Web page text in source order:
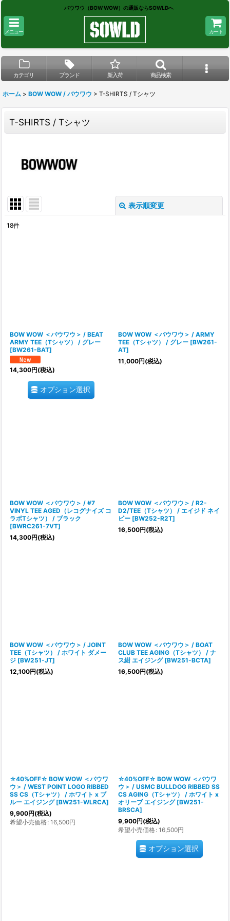
バウワウ（BOW WOW）の通販ならSOWLDへ
メニュー カート
カテゴリ ブランド 新入荷 商品検索
ホーム > BOW WOW / バウワウ > T-SHIRTS / Tシャツ
T-SHIRTS / Tシャツ
表示順変更
18件
BOW WOW ＜バウワウ＞ / BEAT
ARMY TEE（Tシャツ） / グレー
[BW261-BAT]
14,300円(税込)
オプション選択
BOW WOW ＜バウワウ＞ / ARMY
TEE（Tシャツ） / グレー [BW261-
AT]
11,000円(税込)
BOW WOW ＜バウワウ＞ / #7
VINYL TEE AGED（レコグナイズ コ
ラボTシャツ） / ブラック
[BWRC261-7VT]
14,300円(税込)
BOW WOW ＜バウワウ＞ / R2-
D2/TEE（Tシャツ） / エイジド ネイ
ビー [BW252-R2T]
16,500円(税込)
BOW WOW ＜バウワウ＞ / JOINT
TEE（Tシャツ） / ホワイト ダメー
ジ [BW251-JT]
12,100円(税込)
BOW WOW ＜バウワウ＞ / BOAT
CLUB TEE AGING（Tシャツ） / ナ
ス紺 エイジング [BW251-BCTA]
16,500円(税込)
☆40%OFF☆ BOW WOW ＜バウワ
ウ＞ / WEST POINT LOGO RIBBED
SS CS（Tシャツ） / ホワイト x ブ
ルー エイジング [BW251-WLRCA]
9,900円(税込)
希望小売価格: 16,500円
☆40%OFF☆ BOW WOW ＜バウワ
ウ＞ / USMC BULLDOG RIBBED SS
CS AGING（Tシャツ） / ホワイト x
オリーブ エイジング [BW251-
BRSCA]
9,900円(税込)
希望小売価格: 16,500円
オプション選択